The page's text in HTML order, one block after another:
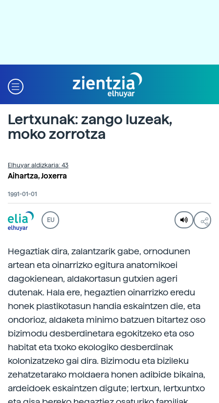
Lertxunak: zango luzeak,
moko zorrotza
Elhuyar aldizkaria: 43
Aihartza, Joxerra
1991-01-01
EU
Hegaztiak dira, zalantzarik gabe, ornodunen
artean eta oinarrizko egitura anatomikoei
dagokienean, aldakortasun gutxien ageri
dutenak. Hala ere, hegaztien oinarrizko eredu
honek plastikotasun handia eskaintzen die, eta
ondorioz, aldaketa minimo batzuen bitartez oso
bizimodu desberdinetara egokitzeko eta oso
habitat eta txoko ekologiko desberdinak
kolonizatzeko gai dira. Bizimodu eta bizileku
zehatzetarako moldaera honen adibide bikaina,
ardeidoek eskaintzen digute; lertxun, lertxuntxo